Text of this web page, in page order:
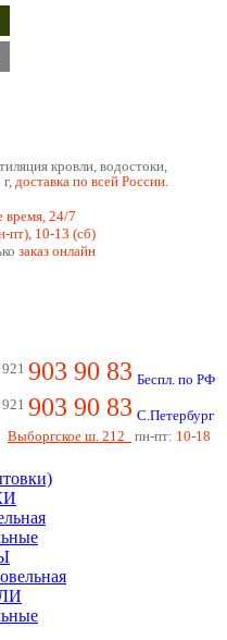
кровли, водостоки,
доставка по всей России.
время, 24/7
пт), 10-13 (сб)
заказ онлайн
903 90 83 Беспл. по РФ
903 90 83 С.Петербург
Выборгское ш. 212
пн-пт: 10-18